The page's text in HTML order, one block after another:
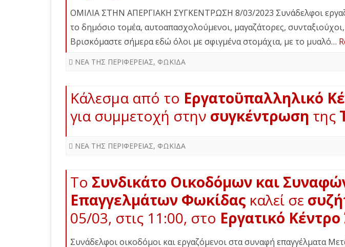
ΟΜΙΛΙΑ ΣΤΗΝ ΑΠΕΡΓΙΑΚΗ ΣΥΓΚΕΝΤΡΩΣΗ 8/03/2023 Συνάδελφοι
το δημόσιο τομέα, αυτοαπασχολούμενοι, μαγαζάτορες, συνταξιούχοι,
Βρισκόμαστε σήμερα εδώ όλοι με σφιγμένα στομάχια, με το μυαλό…
ΝΕΑ ΤΗΣ ΠΕΡΙΦΕΡΕΙΑΣ, ΦΩΚΙΔΑ
Κάλεσμα από το Εργατοϋπαλληλικό
για συμμετοχή στην συγκέντρωση της
ΝΕΑ ΤΗΣ ΠΕΡΙΦΕΡΕΙΑΣ, ΦΩΚΙΔΑ
Το Συνδικάτο Οικοδόμων και
Επαγγελμάτων Φωκίδας καλεί σε
05/03, στις 11:00, στο Εργατικό
Συνάδελφοι οικοδόμοι και εργαζόμενοι στα συναφή επαγγέλματα